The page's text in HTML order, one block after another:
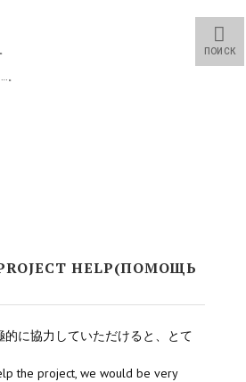
Remaster Fan Edition
Tales Remaster Fan Edition
Remaster Fan Edition
Ships Remaster Fan Edition
。
HELP(ПОМОЩЬ
的に協力していただけると、とて
the project, we would be very
ПОИСК